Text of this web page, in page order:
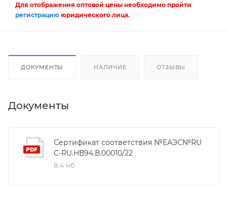
Для отображения оптовой цены необходимо пройти
регистрацию юридического лица.
ДОКУМЕНТЫ НАЛИЧИЕ ОТЗЫВЫ
Документы
Сертификат соответствия №ЕАЭС№RU
C-RU.НВ94.В.00010/22
8,4 мб